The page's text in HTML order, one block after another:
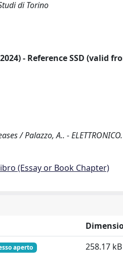
di Torino
- Reference SSD (valid
/ Palazzo, A.. -
(Essay or Book Chapter)
aperto 258.17 kB